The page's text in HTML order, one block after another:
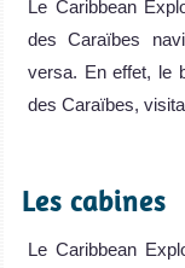
Le Caribbean
des Caraïbes
versa. En effet, le
des Caraïbes,
Les cabines
Le Caribbean